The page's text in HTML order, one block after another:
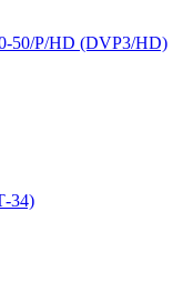
50/P/HD (DVP3/HD)
34)